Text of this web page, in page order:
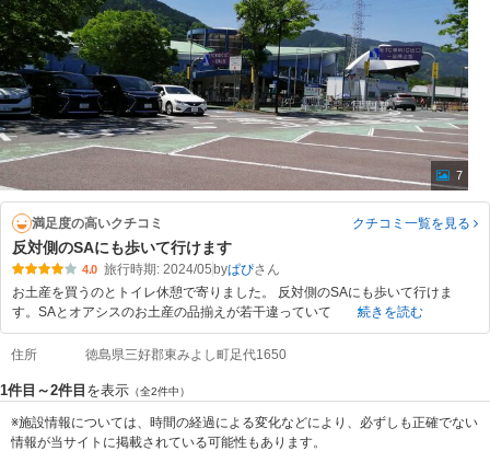
7
満足度の高いクチコミ クチコミ一覧を見る
反対側のSAにも歩いて行けます
4.0 旅行時期: 2024/05 byぱぴ
お土産を買うのとトイレ休憩で寄りました。 反対側のSAにも歩いて行けま
す。SAとオアシスのお土産の品揃えが若干違っていて
続きを読む
住所 徳島県三好郡東みよし町足代1650
1件目～2件目 を表示 （全2件中）
※施設情報については、時間の経過による変化などにより、必ずしも正確でない
情報が当サイトに掲載されている可能性もあります。